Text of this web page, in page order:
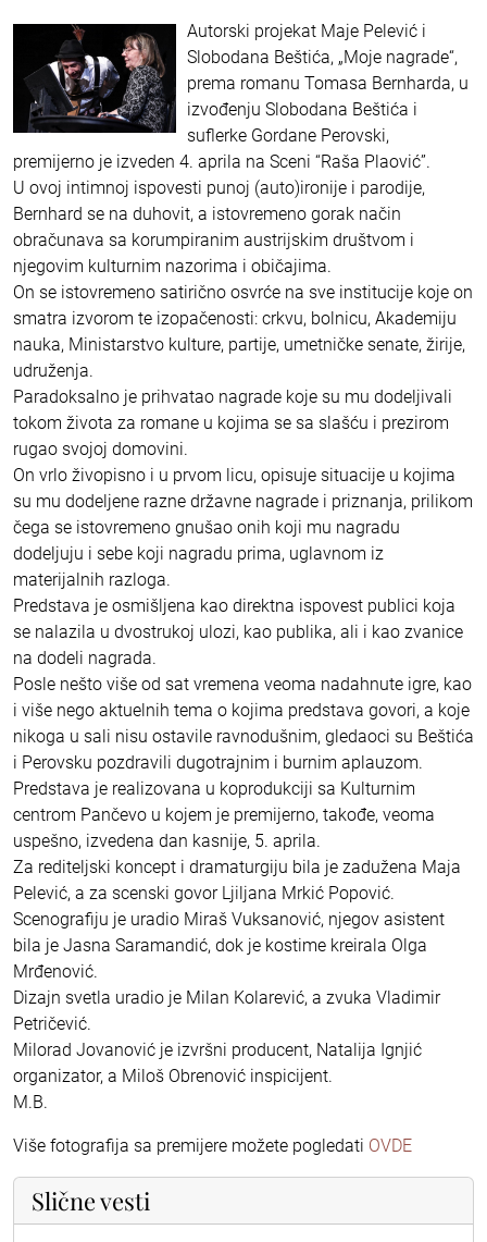
Autorski projekat Maje Pelević i
Slobodana Beštića, „Moje nagrade“,
prema romanu Tomasa Bernharda, u
izvođenju Slobodana Beštića i
suflerke Gordane Perovski,
premijerno je izveden 4. aprila na Sceni “Raša Plaović”.
U ovoj intimnoj ispovesti punoj (auto)ironije i parodije,
Bernhard se na duhovit, a istovremeno gorak način
obračunava sa korumpiranim austrijskim društvom i
njegovim kulturnim nazorima i običajima.
On se istovremeno satirično osvrće na sve institucije koje on
smatra izvorom te izopačenosti: crkvu, bolnicu, Akademiju
nauka, Ministarstvo kulture, partije, umetničke senate, žirije,
udruženja.
Paradoksalno je prihvatao nagrade koje su mu dodeljivali
tokom života za romane u kojima se sa slašću i prezirom
rugao svojoj domovini.
On vrlo živopisno i u prvom licu, opisuje situacije u kojima
su mu dodeljene razne državne nagrade i priznanja, prilikom
čega se istovremeno gnušao onih koji mu nagradu
dodeljuju i sebe koji nagradu prima, uglavnom iz
materijalnih razloga.
Predstava je osmišljena kao direktna ispovest publici koja
se nalazila u dvostrukoj ulozi, kao publika, ali i kao zvanice
na dodeli nagrada.
Posle nešto više od sat vremena veoma nadahnute igre, kao
i više nego aktuelnih tema o kojima predstava govori, a koje
nikoga u sali nisu ostavile ravnodušnim, gledaoci su Beštića
i Perovsku pozdravili dugotrajnim i burnim aplauzom.
Predstava je realizovana u koprodukciji sa Kulturnim
centrom Pančevo u kojem je premijerno, takođe, veoma
uspešno, izvedena dan kasnije, 5. aprila.
Za rediteljski koncept i dramaturgiju bila je zadužena Maja
Pelević, a za scenski govor Ljiljana Mrkić Popović.
Scenografiju je uradio Miraš Vuksanović, njegov asistent
bila je Jasna Saramandić, dok je kostime kreirala Olga
Mrđenović.
Dizajn svetla uradio je Milan Kolarević, a zvuka Vladimir
Petričević.
Milorad Jovanović je izvršni producent, Natalija Ignjić
organizator, a Miloš Obrenović inspicijent.
M.B.
Više fotografija sa premijere možete pogledati OVDE
Slične vesti